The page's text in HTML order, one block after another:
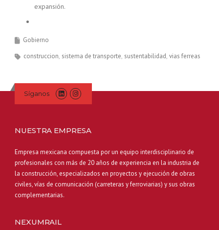
expansión.
Gobierno
construccion sistema de transporte sustentabilidad vias ferreas
Síganos
NUESTRA EMPRESA
Empresa mexicana compuesta por un equipo interdisciplinario de
profesionales con más de 20 años de experiencia en la industria de
la construcción, especializados en proyectos y ejecución de obras
civiles, vías de comunicación (carreteras y ferroviarias) y sus obras
complementarias.
NEXUMRAIL